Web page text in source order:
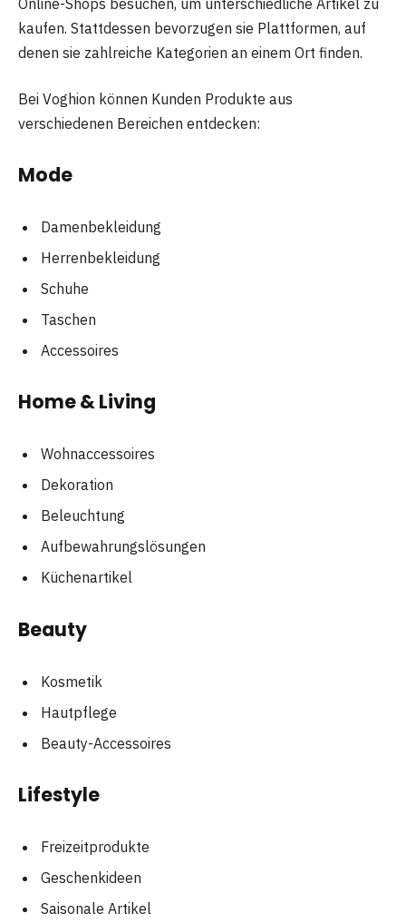
kaufen. Stattdessen bevorzugen sie Plattformen, auf
denen sie zahlreiche Kategorien an einem Ort finden.
Bei Voghion können Kunden Produkte aus
verschiedenen Bereichen entdecken:
Mode
Damenbekleidung
Herrenbekleidung
Schuhe
Taschen
Accessoires
Home & Living
Wohnaccessoires
Dekoration
Beleuchtung
Aufbewahrungslösungen
Küchenartikel
Beauty
Kosmetik
Hautpflege
Beauty-Accessoires
Lifestyle
Freizeitprodukte
Geschenkideen
Saisonale Artikel